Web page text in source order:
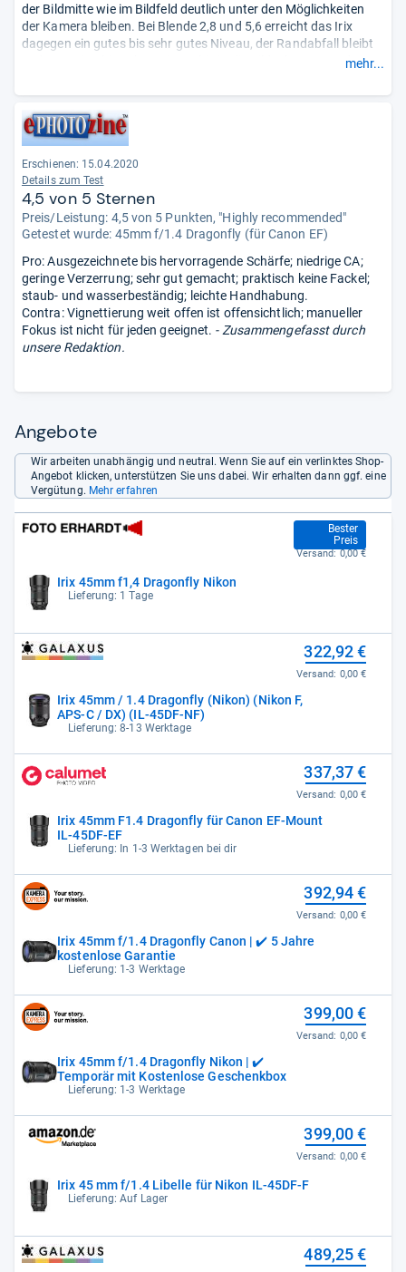
der Bildmitte wie im Bildfeld deutlich unter den Möglichkeiten
der Kamera bleiben. Bei Blende 2,8 und 5,6 erreicht das Irix
dagegen ein gutes bis sehr gutes Niveau, der Randabfall bleibt
zudem gering bis sehr gering – bis in die Bildecken. Trotz der
Empfehlung.“
mehr...
Erschienen: 15.04.2020
Details zum Test
4,5 von 5 Sternen
Preis/Leistung: 4,5 von 5 Punkten, "Highly recommended"
Getestet wurde: 45mm f/1.4 Dragonfly (für Canon EF)
Pro: Ausgezeichnete bis hervorragende Schärfe; niedrige CA;
geringe Verzerrung; sehr gut gemacht; praktisch keine Fackel;
staub- und wasserbeständig; leichte Handhabung.
Contra: Vignettierung weit offen ist offensichtlich; manueller
Fokus ist nicht für jeden geeignet. - Zusammengefasst durch
unsere Redaktion.
Angebote
Wir arbeiten unabhängig und neutral. Wenn Sie auf ein verlinktes Shop-
Angebot klicken, unterstützen Sie uns dabei. Wir erhalten dann ggf. eine
Vergütung. Mehr erfahren
Irix 45mm f1,4 Dragonfly Nikon
Lieferung: 1 Tage
Bester
Preis
299,00 €
Versand: 0,00 €
Irix 45mm / 1.4 Dragonfly (Nikon) (Nikon F,
APS-C / DX) (IL-45DF-NF)
Lieferung: 8-13 Werktage
322,92 €
Versand: 0,00 €
Irix 45mm F1.4 Dragonfly für Canon EF-Mount
IL-45DF-EF
Lieferung: In 1-3 Werktagen bei dir
337,37 €
Versand: 0,00 €
Irix 45mm f/1.4 Dragonfly Canon | ✔️ 5 Jahre
kostenlose Garantie
Lieferung: 1-3 Werktage
392,94 €
Versand: 0,00 €
Irix 45mm f/1.4 Dragonfly Nikon | ✔️
Temporär mit Kostenlose Geschenkbox
Lieferung: 1-3 Werktage
399,00 €
Versand: 0,00 €
Irix 45 mm f/1.4 Libelle für Nikon IL-45DF-F
Lieferung: Auf Lager
399,00 €
Versand: 0,00 €
489,25 €